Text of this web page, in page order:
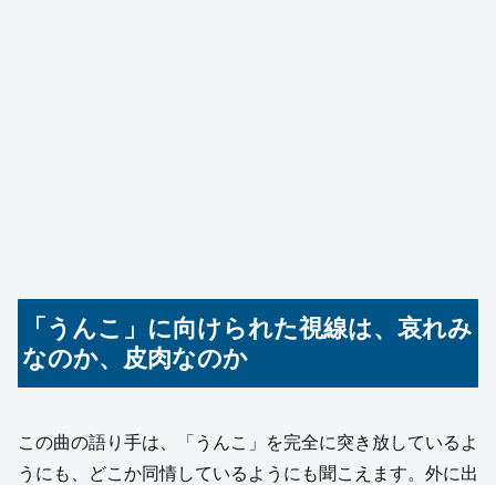
「うんこ」に向けられた視線は、哀れみ
なのか、皮肉なのか
この曲の語り手は、「うんこ」を完全に突き放しているよ
うにも、どこか同情しているようにも聞こえます。外に出